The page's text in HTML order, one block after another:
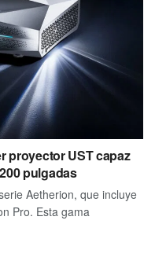
proyector UST capaz
pulgadas
Aetherion, que incluye
Pro. Esta gama